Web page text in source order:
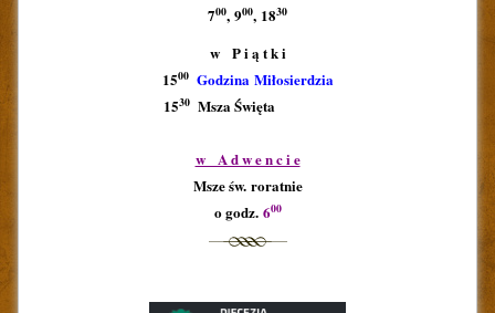
700, 900, 1830
w P i ą t k i
1500 Godzina Miłosierdzia
1530Msza Święta
w A d w e n c i e
Msze św. roratnie
o godz. 600